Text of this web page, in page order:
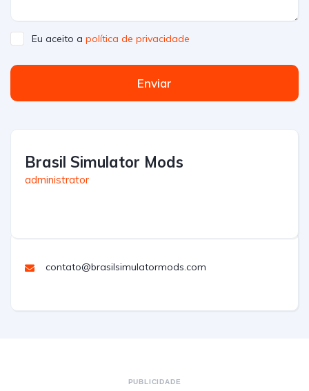
Eu aceito a política de privacidade
Enviar
Brasil Simulator Mods
administrator
contato@brasilsimulatormods.com
PUBLICIDADE